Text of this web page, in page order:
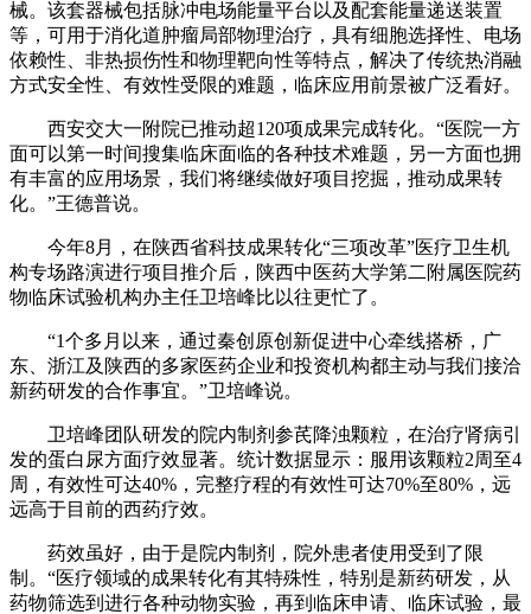
械。该套器械包括脉冲电场能量平台以及配套能量递送装置
等，可用于消化道肿瘤局部物理治疗，具有细胞选择性、电场
依赖性、非热损伤性和物理靶向性等特点，解决了传统热消融
方式安全性、有效性受限的难题，临床应用前景被广泛看好。
西安交大一附院已推动超120项成果完成转化。“医院一方
面可以第一时间搜集临床面临的各种技术难题，另一方面也拥
有丰富的应用场景，我们将继续做好项目挖掘，推动成果转
化。”王德普说。
今年8月，在陕西省科技成果转化“三项改革”医疗卫生机
构专场路演进行项目推介后，陕西中医药大学第二附属医院药
物临床试验机构办主任卫培峰比以往更忙了。
“1个多月以来，通过秦创原创新促进中心牵线搭桥，广
东、浙江及陕西的多家医药企业和投资机构都主动与我们接洽
新药研发的合作事宜。”卫培峰说。
卫培峰团队研发的院内制剂参芪降浊颗粒，在治疗肾病引
发的蛋白尿方面疗效显著。统计数据显示：服用该颗粒2周至4
周，有效性可达40%，完整疗程的有效性可达70%至80%，远
远高于目前的西药疗效。
药效虽好，由于是院内制剂，院外患者使用受到了限
制。“医疗领域的成果转化有其特殊性，特别是新药研发，从
药物筛选到进行各种动物实验，再到临床申请、临床试验，最